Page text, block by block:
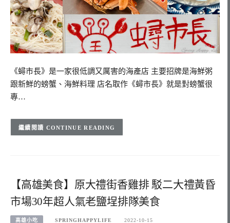
《蟳市長》是一家很低調又厲害的海產店 主要招牌是海鮮粥
跟新鮮的螃蟹、海鮮料理 店名取作《蟳市長》就是對螃蟹很
專…
CONTINUE READING
【高雄美食】原大禮街香雞排 駁二大禮黃昏
市場30年超人氣老鹽埕排隊美食
高雄小吃 SPRINGHAPPYLIFE 2022-10-15